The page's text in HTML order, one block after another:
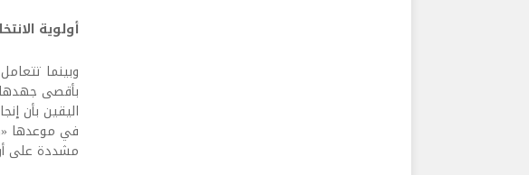
أولوية
وبينما
بأقصى جهدها
اليقين بأن
في موعدها
مشددة على